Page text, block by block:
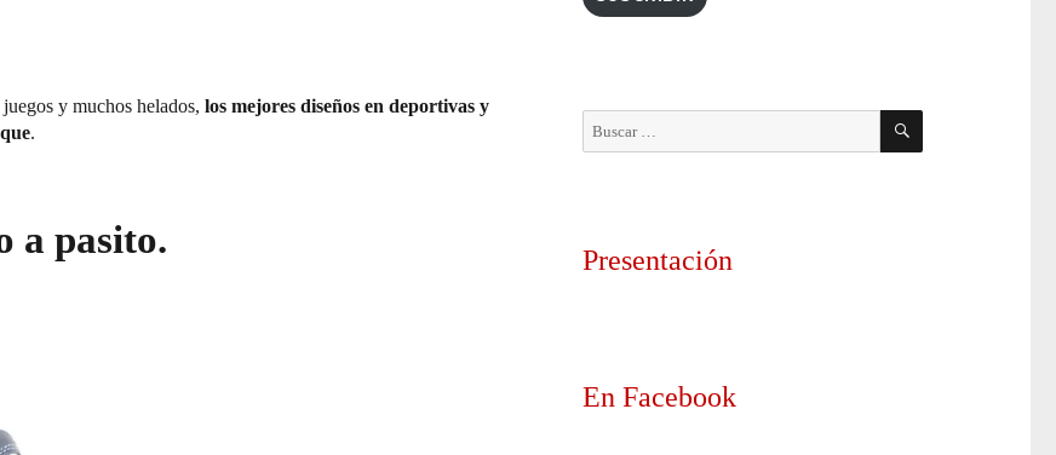
juegos y muchos helados,los mejores diseños en deportivas y
.
a pasito.
BUSCAR
Presentación
En Facebook